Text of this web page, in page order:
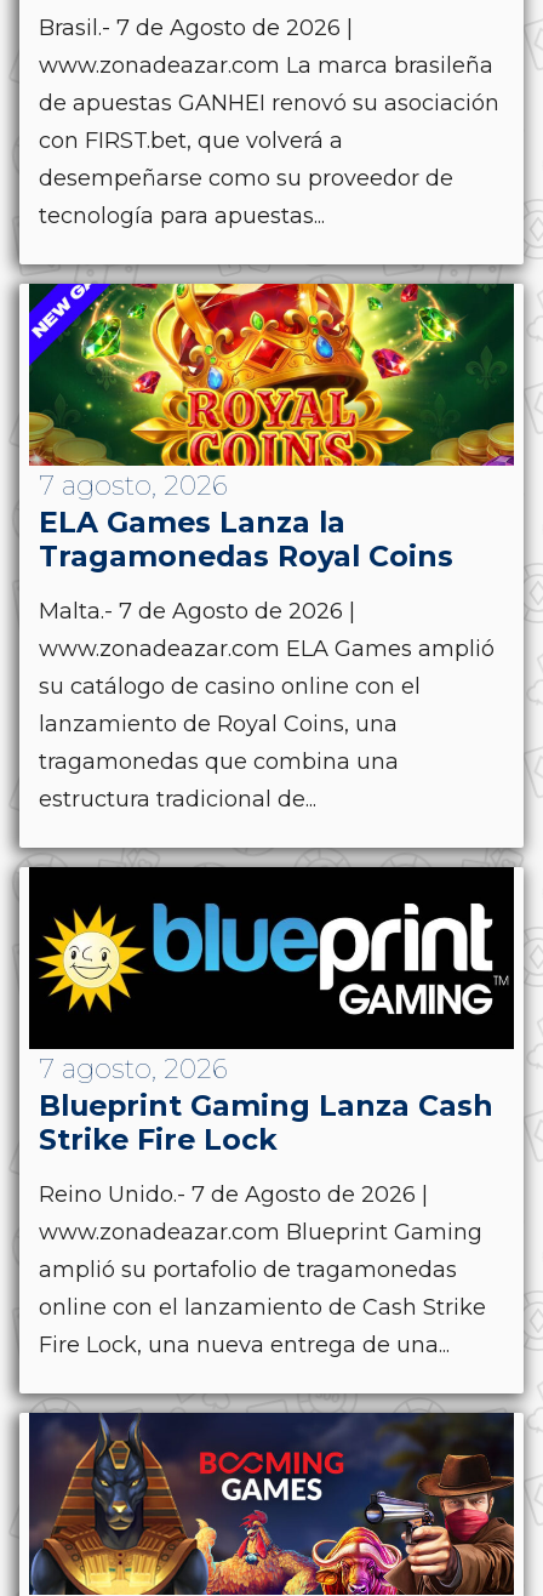
Brasil.- 7 de Agosto de 2026 |
www.zonadeazar.com La marca brasileña
de apuestas GANHEI renovó su asociación
con FIRST.bet, que volverá a
desempeñarse como su proveedor de
tecnología para apuestas...
7 agosto, 2026
ELA Games Lanza la
Tragamonedas Royal Coins
Malta.- 7 de Agosto de 2026 |
www.zonadeazar.com ELA Games amplió
su catálogo de casino online con el
lanzamiento de Royal Coins, una
tragamonedas que combina una
estructura tradicional de...
7 agosto, 2026
Blueprint Gaming Lanza Cash
Strike Fire Lock
Reino Unido.- 7 de Agosto de 2026 |
www.zonadeazar.com Blueprint Gaming
amplió su portafolio de tragamonedas
online con el lanzamiento de Cash Strike
Fire Lock, una nueva entrega de una...